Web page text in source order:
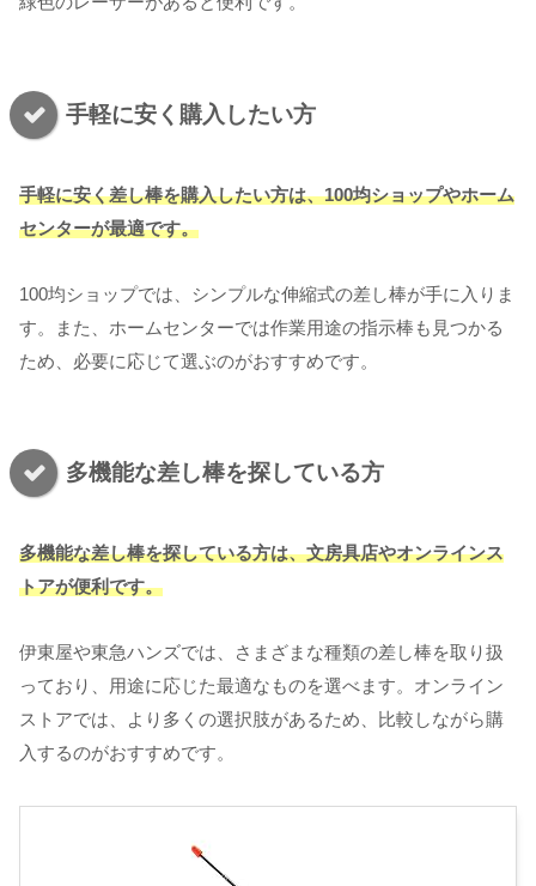
手軽に安く購入したい方
手軽に安く差し棒を購入したい方は、100均ショップやホーム
センターが最適です。
100均ショップでは、シンプルな伸縮式の差し棒が手に入りま
す。また、ホームセンターでは作業用途の指示棒も見つかる
ため、必要に応じて選ぶのがおすすめです。
多機能な差し棒を探している方
多機能な差し棒を探している方は、文房具店やオンラインス
トアが便利です。
伊東屋や東急ハンズでは、さまざまな種類の差し棒を取り扱
っており、用途に応じた最適なものを選べます。オンライン
ストアでは、より多くの選択肢があるため、比較しながら購
入するのがおすすめです。